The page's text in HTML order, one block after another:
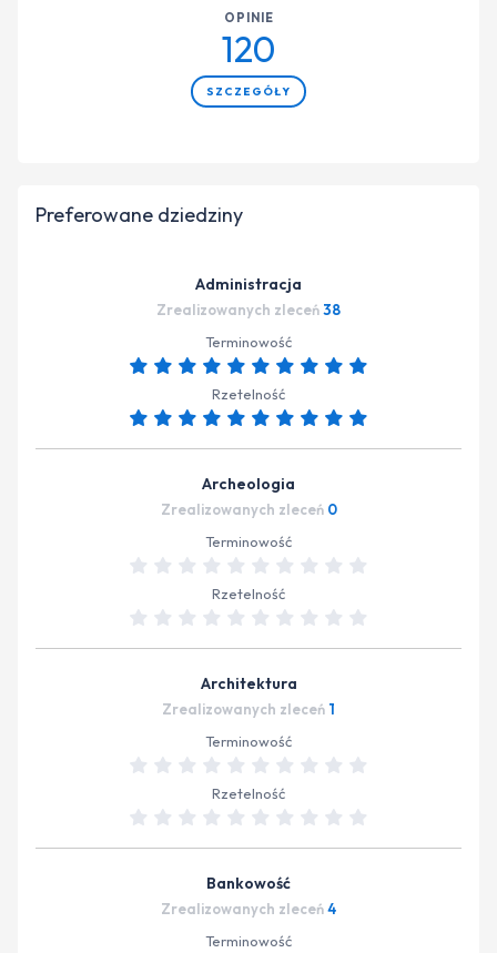
OPINIE
120
SZCZEGÓŁY
Preferowane dziedziny
Administracja
Zrealizowanych zleceń38
Terminowość
Rzetelność
Archeologia
Zrealizowanych zleceń 0
Terminowość
Rzetelność
Architektura
Zrealizowanych zleceń 1
Terminowość
Rzetelność
Bankowość
Zrealizowanych zleceń4
Terminowość